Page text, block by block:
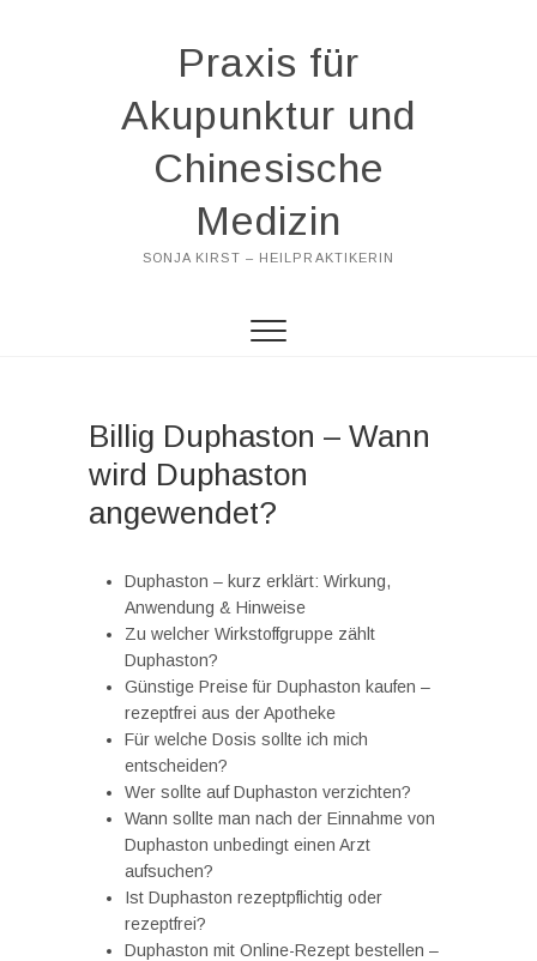
Praxis für
Akupunktur und
Chinesische
Medizin
SONJA KIRST – HEILPRAKTIKERIN
Billig Duphaston – Wann
wird Duphaston
angewendet?
Duphaston – kurz erklärt: Wirkung,
Anwendung & Hinweise
Zu welcher Wirkstoffgruppe zählt
Duphaston?
Günstige Preise für Duphaston kaufen –
rezeptfrei aus der Apotheke
Für welche Dosis sollte ich mich
entscheiden?
Wer sollte auf Duphaston verzichten?
Wann sollte man nach der Einnahme von
Duphaston unbedingt einen Arzt
aufsuchen?
Ist Duphaston rezeptpflichtig oder
rezeptfrei?
Duphaston mit Online-Rezept bestellen –